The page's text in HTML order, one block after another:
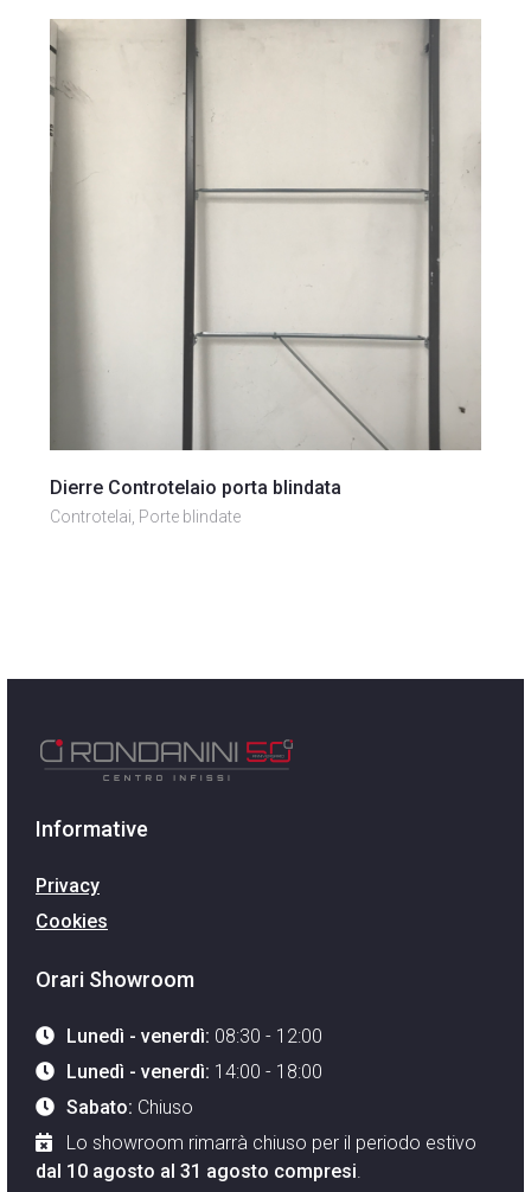
Dierre Controtelaio porta blindata
Controtelai, Porte blindate
Informative
Privacy
Cookies
Orari Showroom
Lunedì - venerdì: 08:30 - 12:00
Lunedì - venerdì: 14:00 - 18:00
Sabato: Chiuso
Lo showroom rimarrà chiuso per il periodo estivo
dal 10 agosto al 31 agosto compresi.